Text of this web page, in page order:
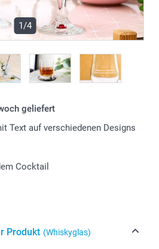
1/4
geliefert
Text auf verschiedenen Designs
Cocktail
Produkt (Whiskyglas)